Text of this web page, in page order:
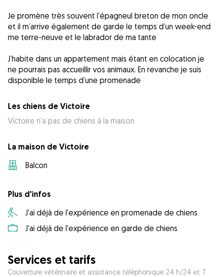
Je promène très souvent l’épagneul breton de mon oncle
et il m’arrive également de garde le temps d’un week-end
me terre-neuve et le labrador de ma tante
J’habite dans un appartement mais étant en colocation je
ne pourrais pas accueillir vos animaux. En revanche je suis
disponible le temps d’une promenade
Les chiens de Victoire
Victoire n'a pas de chiens à la maison
La maison de Victoire
Balcon
Plus d'infos
J'ai déjà de l'expérience en promenade de chiens
J'ai déjà de l'expérience en garde de chiens
Services et tarifs
Couverture vétérinaire et assistance téléphonique 24 h/24 et 7